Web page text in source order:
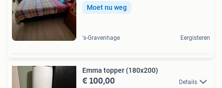
Moet nu weg
's-Gravenhage Eergisteren
Emma topper (180x200)
€ 100,00 Details